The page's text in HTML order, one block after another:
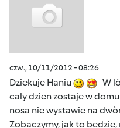
czw., 10/11/2012 - 08:26
Dziekuje Haniu
W
caly dzien zostaje w
nosa nie wystawie na
Zobaczymy, jak to